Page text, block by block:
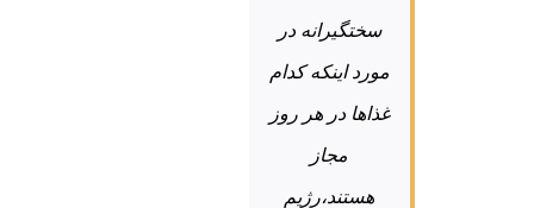
سختگیرانه در
مورد اینکه کدام
غذاها در هر روز
مجاز
هستند،رژیم